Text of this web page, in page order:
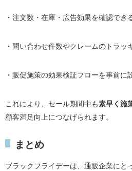
・注文数・在庫・広告効果を確認でき
・問い合わせ件数やクレームのトラッ
・販促施策の効果検証フローを事前に
これにより、セール期間中も素早く施
顧客満足向上につなげられます。
まとめ
ブラックフライデーは、通販企業にと